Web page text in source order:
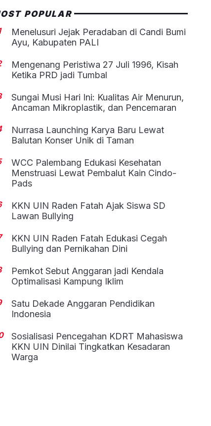
POPULAR
Menelusuri Jejak Peradaban di Candi Bumi
Ayu, Kabupaten PALI
Mengenang Peristiwa 27 Juli 1996, Kisah
Ketika PRD jadi Tumbal
Sungai Musi Hari Ini: Kualitas Air Menurun,
Ancaman Mikroplastik, dan Pencemaran
Nurrasa Launching Karya Baru Lewat
Balutan Konser Unik di Taman
WCC Palembang Edukasi Kesehatan
Menstruasi Lewat Pembalut Kain Cindo-
Pads
KKN UIN Raden Fatah Ajak Siswa SD
Lawan Bullying
KKN UIN Raden Fatah Edukasi Cegah
Bullying dan Pernikahan Dini
Pemkot Sebut Anggaran jadi Kendala
Optimalisasi Kampung Iklim
Satu Dekade Anggaran Pendidikan
Indonesia
Sosialisasi Pencegahan KDRT Mahasiswa
KKN UIN Dinilai Tingkatkan Kesadaran
Warga